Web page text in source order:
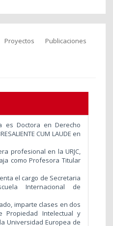
Proyectos Publicaciones
es Doctora en Derecho
CUM LAUDE en
profesional en la URJC,
como Profesora Titular
el cargo de Secretaria
Internacional de
imparte clases en dos
Propiedad Intelectual y
Universidad Europea de